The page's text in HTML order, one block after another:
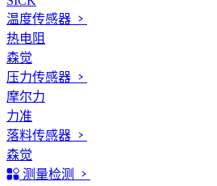
温度传感器
热电阻
森觉
压力传感器
摩尔力
力准
落料传感器
森觉
测量检测